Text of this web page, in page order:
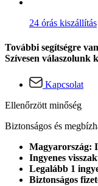
24 órás kiszállítás
További segítségre
Szívesen válaszolunk
Kapcsolat
Ellenőrzött minőség
Biztonságos és
Magyarország:
Ingyenes
Legalább 1
Biztonságos